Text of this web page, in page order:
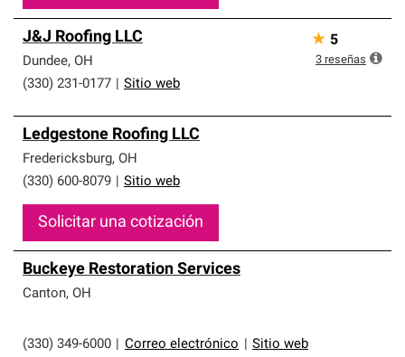
J&J Roofing LLC
Dundee, OH
(330) 231-0177
Sitio web
★ 5
3 reseñas
Ledgestone Roofing LLC
Fredericksburg, OH
(330) 600-8079
Sitio web
Solicitar una cotización
Buckeye Restoration Services
Canton, OH
(330) 349-6000 Correo electrónico Sitio web